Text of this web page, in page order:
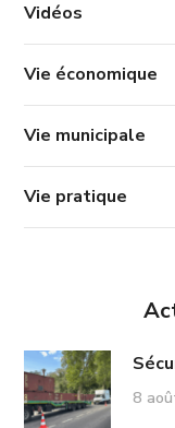
Vidéos
Vie économique
Vie municipale
Vie pratique
8